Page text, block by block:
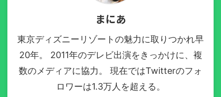
まにあ
東京ディズニーリゾートの魅力に取りつかれ早
20年。 2011年のデレビ出演をきっかけに、複
数のメディアに協力。 現在ではTwitterのフォ
ロワーは1.3万人を超える。